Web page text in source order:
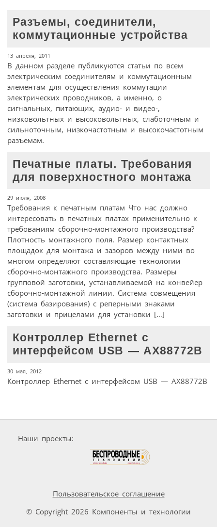
Разъемы, соединители,
коммутационные устройства
13 апреля, 2011
В данном разделе публикуются статьи по всем
электрическим соединителям и коммутационным
элементам для осуществления коммутации
электрических проводников, а именно, о
сигнальных, питающих, аудио- и видео-,
низковольтных и высоковольтных, слаботочным и
сильноточным, низкочастотным и высокочастотным
разъемам.
Печатные платы. Требования
для поверхностного монтажа
29 июля, 2008
Требования к печатным платам Что нас должно
интересовать в печатных платах применительно к
требованиям сборочно-монтажного производства?
Плотность монтажного поля. Размер контактных
площадок для монтажа и зазоров между ними во
многом определяют составляющие технологии
сборочно-монтажного производства. Размеры
групповой заготовки, устанавливаемой на конвейер
сборочно-монтажной линии. Система совмещения
(система базирования) с реперными знаками
заготовки и прицелами для установки […]
Контроллер Ethernet с
интерфейсом USB — AX88772B
30 мая, 2012
Контроллер Ethernet с интерфейсом USB — AX88772B
Наши проекты:
Пользовательское соглашение
© Copyright 2026 Компоненты и технологии